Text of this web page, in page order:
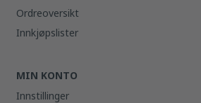
Ordreoversikt
Innkjøpslister
MIN KONTO
Innstillinger